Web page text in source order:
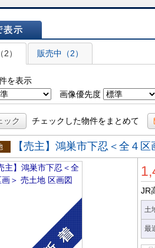
）
販売中（2）
を表示
画像優先度
ック チェックした物件をまとめて
【売主】鴻巣市下忍＜全４区
JR
土
最